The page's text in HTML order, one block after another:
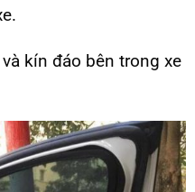
kín đáo bên trong xe